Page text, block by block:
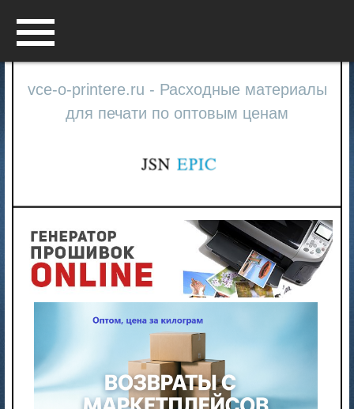
vce-o-printere.ru - Расходные материалы
для печати по оптовым ценам